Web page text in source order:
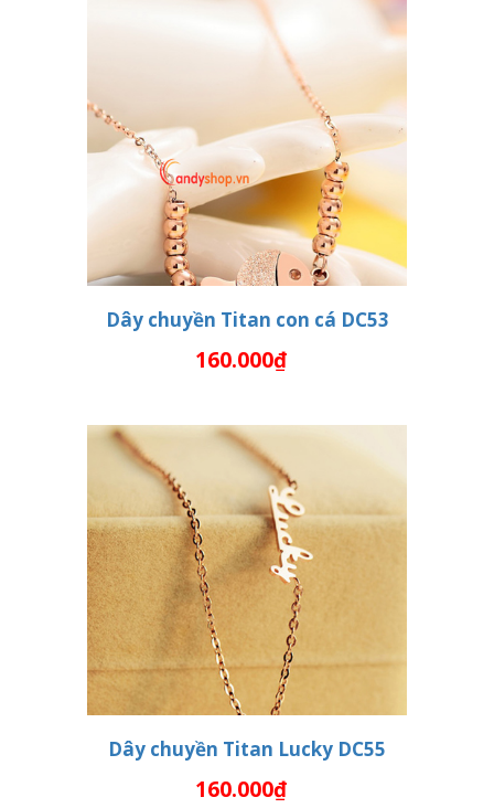
THÊM VÀO GIỎ HÀNG
Dây chuyền Titan con cá DC53
160.000₫
THÊM VÀO GIỎ HÀNG
Dây chuyền Titan Lucky DC55
160.000₫